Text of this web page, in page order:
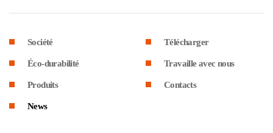
Société
Éco-durabilité
Produits
News
Télécharger
Travaille avec nous
Contacts